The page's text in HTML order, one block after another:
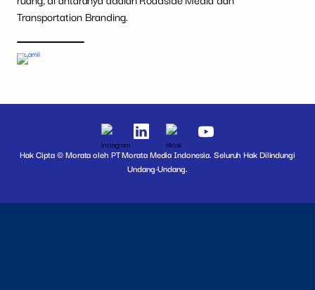
Transportation Branding.
Hak Cipta © Morata oleh PT Morata Media Indonesia. Seluruh Hak Dilindungi
Undang-Undang.